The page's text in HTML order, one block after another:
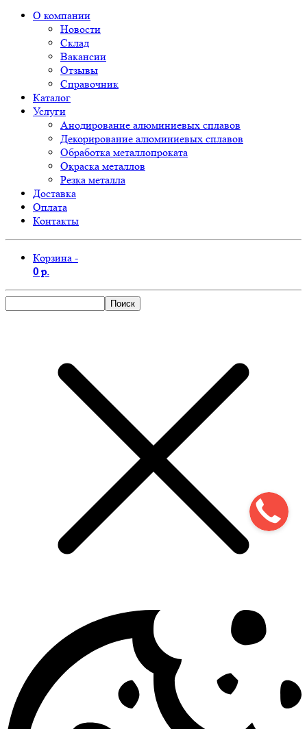
О компании
Новости
Склад
Вакансии
Отзывы
Справочник
Каталог
Услуги
Анодирование алюминиевых сплавов
Декорирование алюминиевых сплавов
Обработка металлопроката
Окраска металлов
Резка металла
Доставка
Оплата
Контакты
Корзина -
0 р.